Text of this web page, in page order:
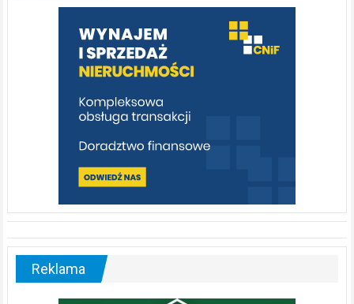
warto
poznać
[fotorelacja]
Reklama